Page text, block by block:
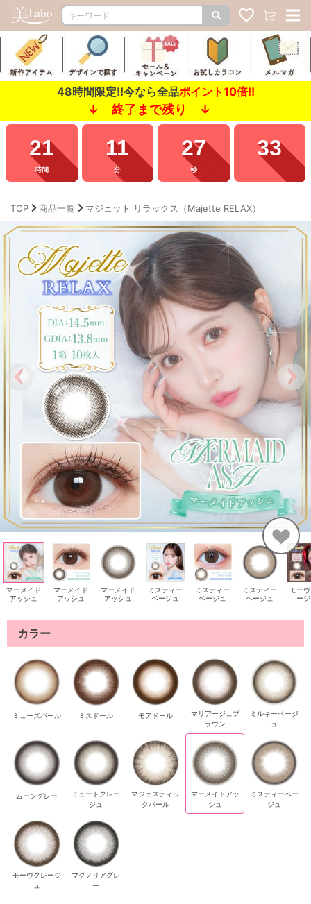
48時間限定!!今なら全品ポイント10倍!!
↓ 終了まで残り ↓
21
時間
11
分
26
秒
70
TOP 商品一覧 マジェット リラックス（Majette RELAX）
マーメイド
アッシュ
マーメイド
アッシュ
マーメイド
アッシュ
ミスティー
ベージュ
ミスティー
ベージュ
ミスティー
ベージュ
モー
ー
カラー
ミューズパール ミスドール モアドール
マリアージュブ
ラウン
ミルキーベージ
ュ
ムーングレー
ミュートグレー
ジュ
マジェスティッ
クパール
マーメイドアッ
シュ
ミスティーベー
ジュ
モーヴグレージ
ュ
マグノリアグレ
ー